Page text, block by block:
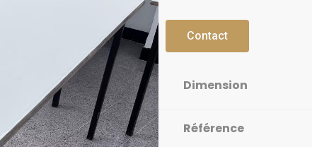
Contact
Dimension
Référence